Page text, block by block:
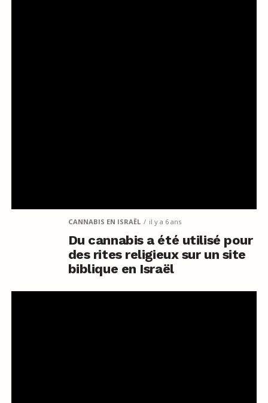
CANNABIS EN ISRAËL il y a 6 ans
Du cannabis a été utilisé pour
des rites religieux sur un site
biblique en Israël